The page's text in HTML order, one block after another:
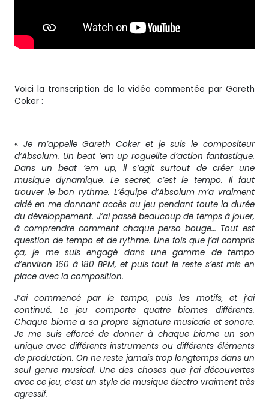
Voici la transcription de la vidéo commentée par Gareth
Coker :
« Je m’appelle Gareth Coker et je suis le compositeur
d’Absolum. Un beat ’em up roguelite d’action fantastique.
Dans un beat ’em up, il s’agit surtout de créer une
musique dynamique. Le secret, c’est le tempo. Il faut
trouver le bon rythme. L’équipe d’Absolum m’a vraiment
aidé en me donnant accès au jeu pendant toute la durée
du développement. J’ai passé beaucoup de temps à jouer,
à comprendre comment chaque perso bouge… Tout est
question de tempo et de rythme. Une fois que j’ai compris
ça, je me suis engagé dans une gamme de tempo
d’environ 160 à 180 BPM, et puis tout le reste s’est mis en
place avec la composition.
J’ai commencé par le tempo, puis les motifs, et j’ai
continué. Le jeu comporte quatre biomes différents.
Chaque biome a sa propre signature musicale et sonore.
Je me suis efforcé de donner à chaque biome un son
unique avec différents instruments ou différents éléments
de production. On ne reste jamais trop longtemps dans un
seul genre musical. Une des choses que j’ai découvertes
avec ce jeu, c’est un style de musique électro vraiment très
agressif.